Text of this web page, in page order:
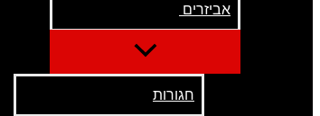
אביזרים
חגורות